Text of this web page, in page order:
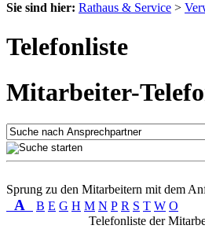
Sie sind hier: Rathaus & Service >
Telefonliste
Mitarbeiter-
Sprung zu den Mitarbeitern mit dem
A B E G H M N P R S T W O
Telefonliste der